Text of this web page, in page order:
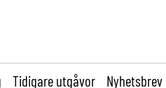
Tidigare utgåvor Nyhetsbrev